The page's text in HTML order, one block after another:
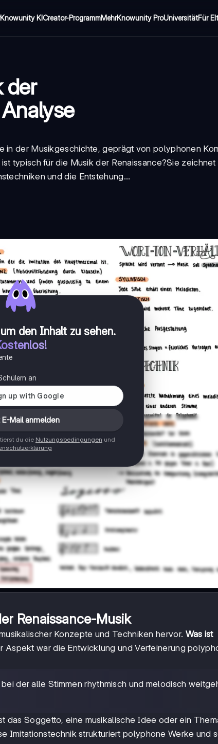
Knowunity KICreator-ProgrammMehrKnowunity ProUniversitätFür
der
in der Musikgeschichte, geprägt von polyphonen
ist typisch für die Musik der Renaissance?Sie zeichnet
und die Entstehung...
den Inhalt zu sehen.
an
E-Mail anmelden
du die Nutzungsbedingungen und
Renaissance-Musik
Konzepte und Techniken hervor. Was ist
Aspekt war die Entwicklung und Verfeinerung
der alle Stimmen rhythmisch und melodisch
das Soggetto, eine musikalische Idee oder ein
Imitationstechnik strukturiert polyphone Werke und